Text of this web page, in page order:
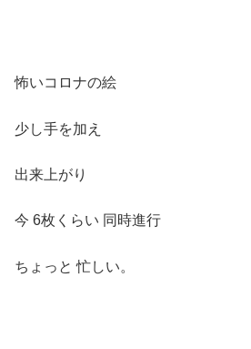
怖いコロナの絵
少し手を加え
出来上がり
今 6枚くらい 同時進行
ちょっと 忙しい。